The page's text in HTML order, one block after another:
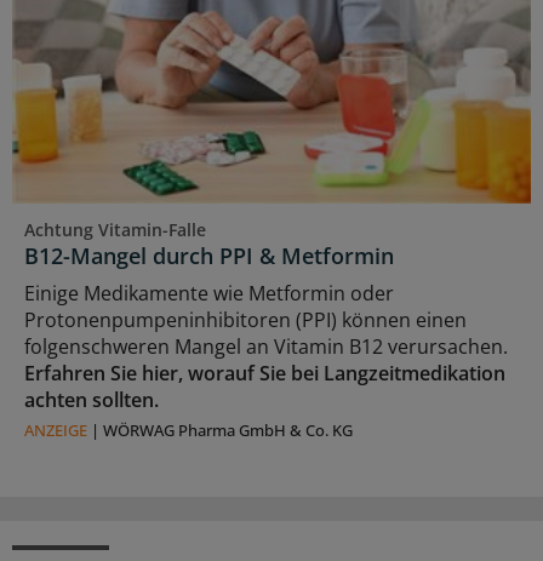
Achtung Vitamin-Falle
B12-Mangel durch PPI & Metformin
Einige Medikamente wie Metformin oder
Protonenpumpeninhibitoren (PPI) können einen
folgenschweren Mangel an Vitamin B12 verursachen.
Erfahren Sie hier, worauf Sie bei Langzeitmedikation
achten sollten.
ANZEIGE | WÖRWAG Pharma GmbH & Co. KG